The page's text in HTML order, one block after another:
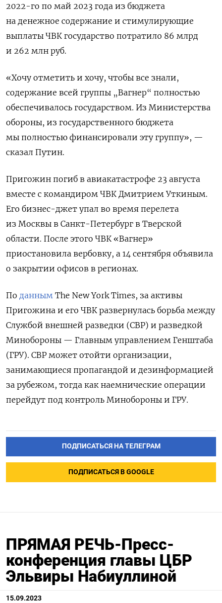
2022-го по май 2023 года из бюджета
на денежное содержание и стимулирующие
выплаты ЧВК государство потратило 86 млрд
и 262 млн руб.
«Хочу отметить и хочу, чтобы все знали,
содержание всей группы „Вагнер“ полностью
обеспечивалось государством. Из Министерства
обороны, из государственного бюджета
мы полностью финансировали эту группу», —
сказал Путин.
Пригожин погиб в авиакатастрофе 23 августа
вместе с командиром ЧВК Дмитрием Уткиным.
Его бизнес-джет упал во время перелета
из Москвы в Санкт-Петербург в Тверской
области. После этого ЧВК «Вагнер»
приостановила вербовку, а 14 сентября объявила
о закрытии офисов в регионах.
По данным The New York Times, за активы
Пригожина и его ЧВК развернулась борьба между
Службой внешней разведки (СВР) и разведкой
Минобороны — Главным управлением Генштаба
(ГРУ). СВР может отойти организации,
занимающиеся пропагандой и дезинформацией
за рубежом, тогда как наемнические операции
перейдут под контроль Минобороны и ГРУ.
ПОДПИСАТЬСЯ НА ТЕЛЕГРАМ
ПОДПИСАТЬСЯ В GOOGLE
ПРЯМАЯ РЕЧЬ-Пресс-
конференция главы ЦБР
Эльвиры Набиуллиной
15.09.2023